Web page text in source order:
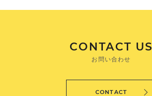
CONTACT US
お問い合わせ
CONTACT